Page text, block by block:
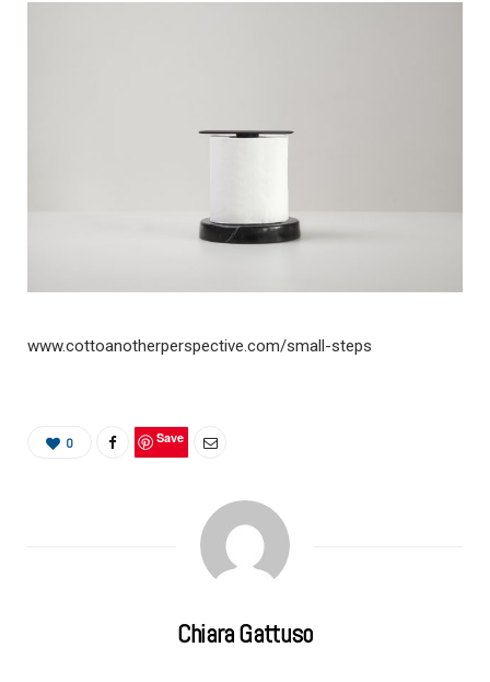
www.cottoanotherperspective.com/small-steps
0 Save
Chiara Gattuso